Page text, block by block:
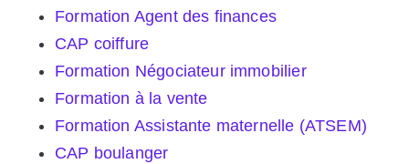
Formation Agent des finances
CAP coiffure
Formation Négociateur immobilier
Formation à la vente
Formation Assistante maternelle (ATSEM)
CAP boulanger